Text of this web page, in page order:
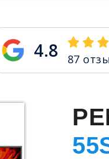
4.8 87